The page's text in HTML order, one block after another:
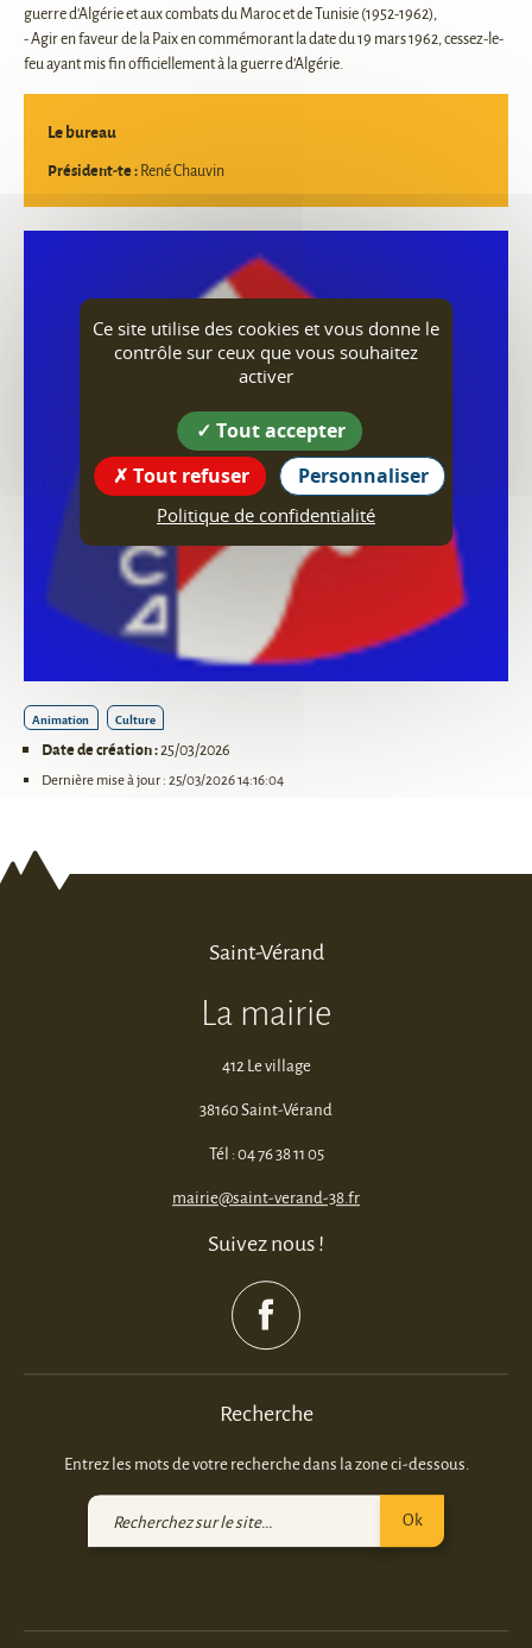
guerre d'Algérie et aux combats du Maroc et de Tunisie (1952-1962),
- Agir en faveur de la Paix en commémorant la date du 19 mars 1962, cessez-le-
feu ayant mis fin officiellement à la guerre d'Algérie.
Le bureau
Président-te :René Chauvin
Animation Culture
Date de création :25/03/2026
Dernière mise à jour : 25/03/2026 14:16:04
Saint-Vérand
La mairie
412 Le village
38160 Saint-Vérand
Tél : 04 76 38 11 05
mairie@saint-verand-38.fr
Suivez nous !
Recherche
Entrez les mots de votre recherche dans la zone ci-dessous.
Recherchez
Ok
Ce site utilise des cookies et vous donne le
contrôle sur ceux que vous souhaitez
activer
Tout accepter
Tout refuser
Personnaliser
Politique de confidentialité